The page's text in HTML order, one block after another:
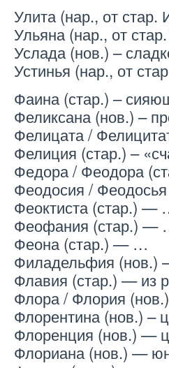
Улита (нар., от
Ульяна (нар., от
Услада (нов.) –
Устинья (нар., от
Фаина (стар.) –
Феликсана (нов.) –
Фелицата /
Фелиция (стар.) –
Федора / Феодора
Феодосия /
Феоктиста (стар.) —
Феофания (стар.) —
Феона (стар.) — …
Филадельфия
Флавия (стар.) — из
Флора / Флория
Флорентина (нов.) –
Флоренция (нов.) —
Флориана (нов.) —